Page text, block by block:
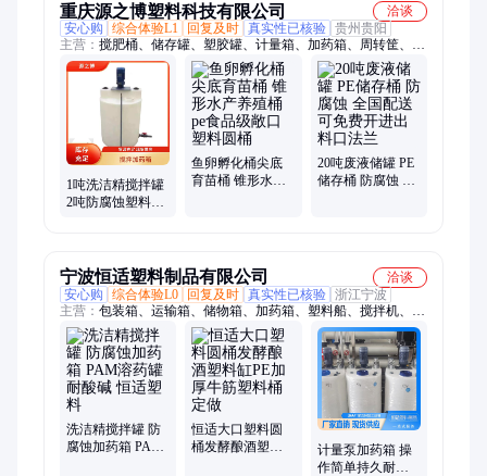
重庆源之博塑料科技有限公司
洽谈
安心购
综合体验L1 回复及时 真实性已核验 贵州贵阳
主营： 搅肥桶、储存罐、塑胶罐、计量箱、加药箱、周转筐、周
转箱、服装箱、塑料筐、储水桶、废液罐、复配罐、反应釜、垃
圾桶、腌制桶、物流筐、塑胶垫、搅拌罐、卡板箱、运输筐、塑
胶框、川字盘、物流箱、储物箱、叉车桶
1吨洗洁精搅拌罐
2吨防腐蚀塑料加
鱼卵孵化桶尖底
育苗桶 锥形水产
20吨废液储罐 PE
储存桶 防腐蚀 全
宁波恒适塑料制品有限公司
洽谈
安心购
综合体验L0 回复及时 真实性已核验 浙江宁波
主营： 包装箱、运输箱、储物箱、加药箱、塑料船、搅拌机、工
具箱、加药桶、器材箱、运输罐、滚塑箱、保温桶、搅拌桶、84
储存罐、液压水箱、卧式水箱、塑料配件、塑料桶盖、滚塑容
器、卧式储罐、塑料浮球、河面管道、塑料浮排、塑料外壳、泳
圈浮体
洗洁精搅拌罐 防
腐蚀加药箱 PAM
恒适大口塑料圆
桶发酵酿酒塑料
计量泵加药箱 操
作简单持久耐用